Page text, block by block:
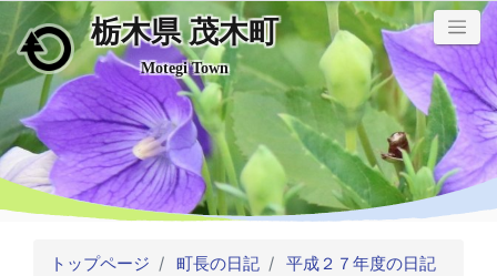
メインコンテンツにスキップ
栃木県 茂木町
Motegi Town
トップページ 町長の日記
平成２７年度の日記